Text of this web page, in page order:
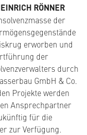
RÖNNER
der
erworben und
der
durch
GmbH & Co.
Projekte werden
Ansprechpartner
für die
zur Verfügung.